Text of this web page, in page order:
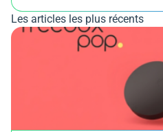
Les articles les plus récents